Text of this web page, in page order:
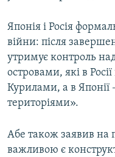
Японія і Росія
війни: після
утримує контроль
островами, які в
Курилами, а в
територіями».
Абе також заявив на
важливою є